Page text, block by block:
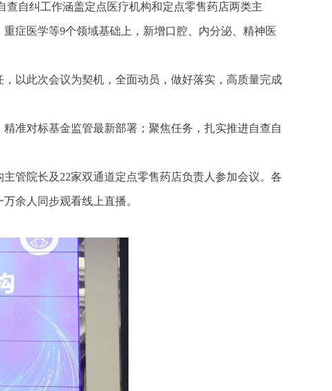
自纠工作涵盖定点医疗机构和定点零售药店两类主
症医学等9个领域基础上，新增口腔、内分泌、精神医
以此次会议为契机，全面动员，做好落实，高质量完成
准对标基金监管最新部署；聚焦任务，扎实推进自查自
管院长及22家双通道定点零售药店负责人参加会议。各
余人同步观看线上直播。